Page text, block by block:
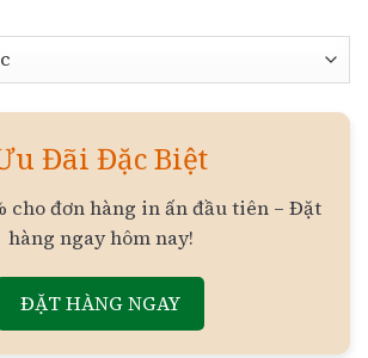
Đãi Đặc Biệt
cho đơn hàng in ấn đầu tiên – Đặt
hàng ngay hôm nay!
ĐẶT HÀNG NGAY